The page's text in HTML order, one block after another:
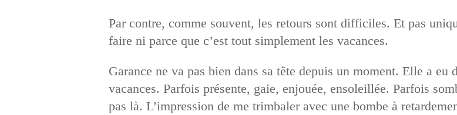
Par contre, comme souvent, les retours sont difficiles. Et pas
faire ni parce que c’est tout simplement les vacances.
Garance ne va pas bien dans sa tête depuis un moment. Elle a eu
vacances. Parfois présente, gaie, enjouée, ensoleillée. Parfois
pas là. L’impression de me trimbaler avec une bombe à